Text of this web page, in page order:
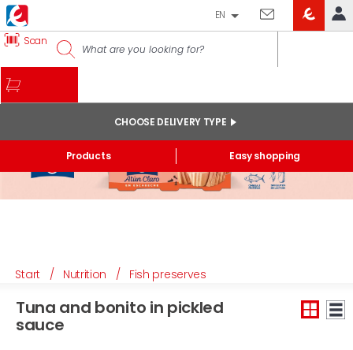
LOG IN
Online orders
My products purchased at the shop and online
EN
Scan
Products
CHOOSE DELIVERY TYPE
Easy shopping
Start / Nutrition / Fish preserves
Tuna and bonito in pickled
sauce